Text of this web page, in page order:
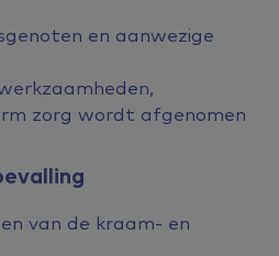
en aanwezige
zorg wordt afgenomen
van de kraam- en